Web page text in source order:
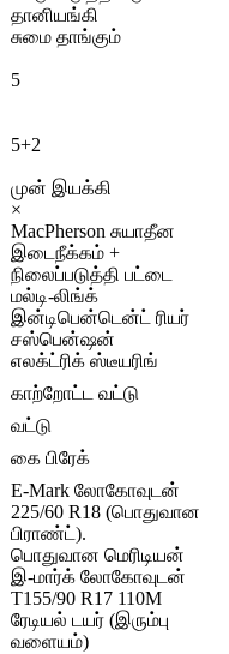
தானியங்கி
சுமை தாங்கும்
5
5+2
முன் இயக்கி
×
MacPherson சுயாதீன
இடைநீக்கம் +
நிலைப்படுத்தி பட்டை
மல்டி-லிங்க்
இன்டிபென்டென்ட் ரியர்
சஸ்பென்ஷன்
எலக்ட்ரிக் ஸ்டீயரிங்
காற்றோட்ட வட்டு
வட்டு
கை பிரேக்
E-Mark லோகோவுடன்
225/60 R18 (பொதுவான
பிராண்ட்).
பொதுவான மெரிடியன்
இ-மார்க் லோகோவுடன்
T155/90 R17 110M
ரேடியல் டயர் (இரும்பு
வளையம்)